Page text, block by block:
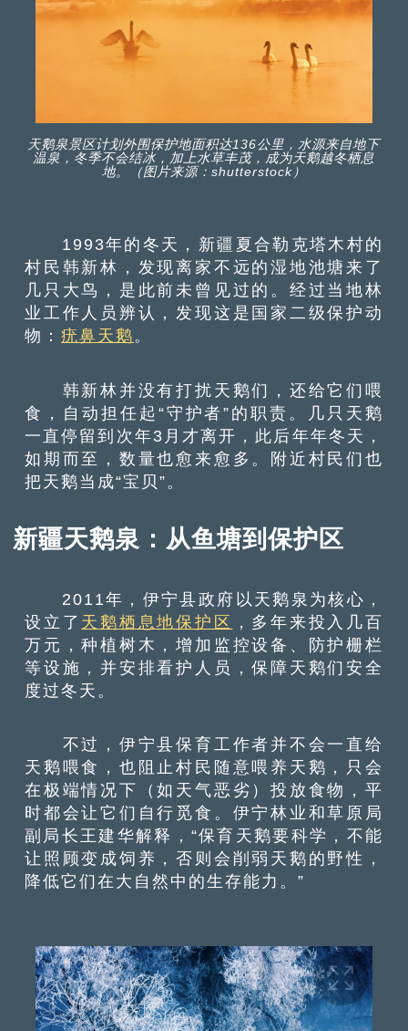
天鹅泉景区计划外围保护地面积达136公里，水源来自地下
温泉，冬季不会结冰，加上水草丰茂，成为天鹅越冬栖息
地。（图片来源：shutterstock）
1993年的冬天，新疆夏合勒克塔木村的
村民韩新林，发现离家不远的湿地池塘来了
几只大鸟，是此前未曾见过的。经过当地林
业工作人员辨认，发现这是国家二级保护动
物：疣鼻天鹅。
韩新林并没有打扰天鹅们，还给它们喂
食，自动担任起“守护者”的职责。几只天鹅
一直停留到次年3月才离开，此后年年冬天，
如期而至，数量也愈来愈多。附近村民们也
把天鹅当成“宝贝”。
新疆天鹅泉：从鱼塘到保护区
2011年，伊宁县政府以天鹅泉为核心，
设立了 天鹅栖息地保护区 ，多年来投入几百
万元，种植树木，增加监控设备、防护栅栏
等设施，并安排看护人员，保障天鹅们安全
度过冬天。
不过，伊宁县保育工作者并不会一直给
天鹅喂食，也阻止村民随意喂养天鹅，只会
在极端情况下（如天气恶劣）投放食物，平
时都会让它们自行觅食。伊宁林业和草原局
副局长王建华解释，“保育天鹅要科学，不能
让照顾变成饲养，否则会削弱天鹅的野性，
降低它们在大自然中的生存能力。”